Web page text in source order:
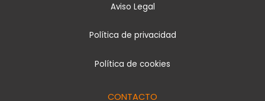
Aviso Legal
Política de privacidad
Política de cookies
CONTACTO